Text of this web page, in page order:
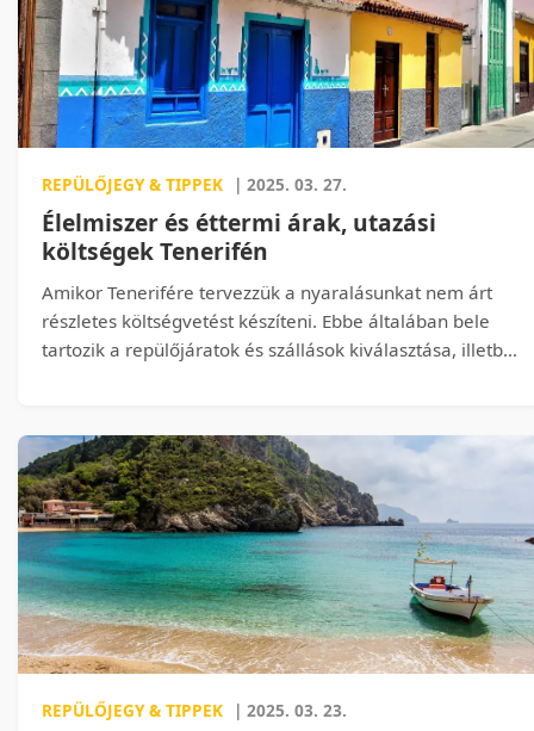
REPÜLŐJEGY & TIPPEK | 2025. 03. 27.
Élelmiszer és éttermi árak, utazási
költségek Tenerifén
Amikor Tenerifére tervezzük a nyaralásunkat nem árt
részletes költségvetést készíteni. Ebbe általában bele
tartozik a repülőjáratok és szállások kiválasztása, illetbe
tartózkodás, vagyis mennyit kell fizetni az élelmiszerért,
az éttermekben és mennyibe kerülnek a belépőjegyek.
Mi ennek jártunk utána.
REPÜLŐJEGY & TIPPEK | 2025. 03. 23.